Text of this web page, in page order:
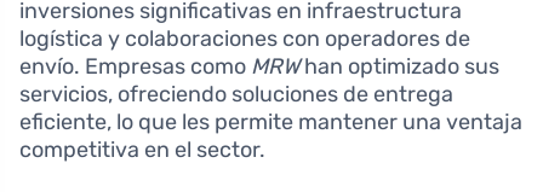
inversiones significativas en infraestructura
logística y colaboraciones con operadores de
envío. Empresas como MRWhan optimizado sus
servicios, ofreciendo soluciones de entrega
eficiente, lo que les permite mantener una ventaja
competitiva en el sector.